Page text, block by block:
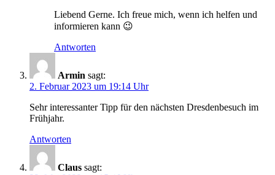
Liebend Gerne. Ich freue mich, wenn ich helfen und
informieren kann 😉
Antworten
Armin sagt:
2. Februar 2023 um 19:14 Uhr
Sehr interessanter Tipp für den nächsten Dresdenbesuch im
Frühjahr.
Antworten
Claus sagt: